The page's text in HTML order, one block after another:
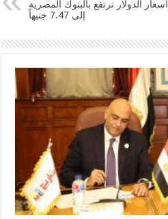
أسعار الدولار ترتفع بالبنوك المصرية
إلى 7.47 جنيهاً